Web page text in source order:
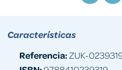
Características
Referencia: ZUK-